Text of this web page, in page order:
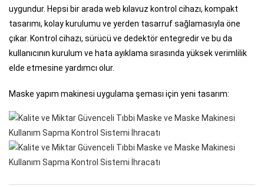
uygundur. Hepsi bir arada web kılavuz kontrol cihazı, kompakt
tasarımı, kolay kurulumu ve yerden tasarruf sağlamasıyla öne
çıkar. Kontrol cihazı, sürücü ve dedektör entegredir ve bu da
kullanıcının kurulum ve hata ayıklama sırasında yüksek verimlilik
elde etmesine yardımcı olur.
Maske yapım makinesi uygulama şeması için yeni tasarım: